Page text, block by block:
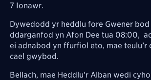
7 Ionawr.
Dywedodd yr heddlu fore Gwener
ddarganfod yn Afon Dee tua 08:00,
ei adnabod yn ffurfiol eto, mae
cael gwybod.
Bellach, mae Heddlu'r Alban wedi